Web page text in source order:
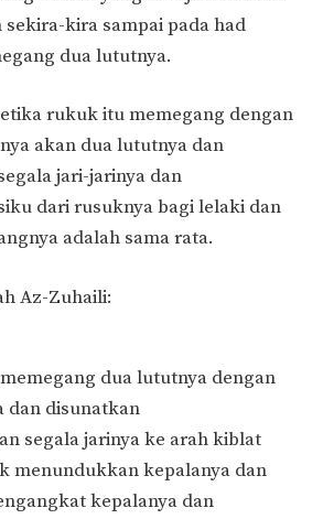
kira sampai pada had
dua lututnya.
rukuk itu memegang dengan
akan dua lututnya dan
jari-jarinya dan
dari rusuknya bagi lelaki dan
adalah sama rata.
Az-Zuhaili:
dua lututnya dengan
dan disunatkan
segala jarinya ke arah kiblat
menundukkan kepalanya dan
kepalanya dan